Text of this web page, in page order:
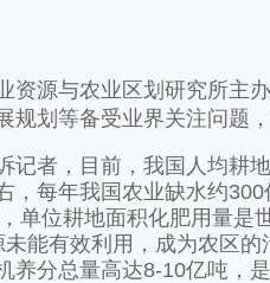
源与农业区划研究所主
规划等备受业界关注问题
者，目前，我国人均耕
，每年我国农业缺水约
单位耕地面积化肥用量是
能有效利用，成为农区
分总量高达8-10亿吨，